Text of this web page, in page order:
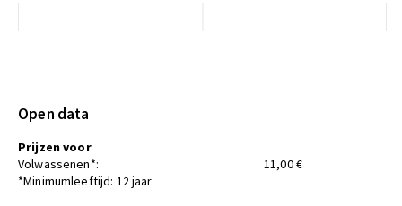
Open data
Prijzen voor
Volwassenen*:
11,00 €
*Minimumleeftijd: 12 jaar